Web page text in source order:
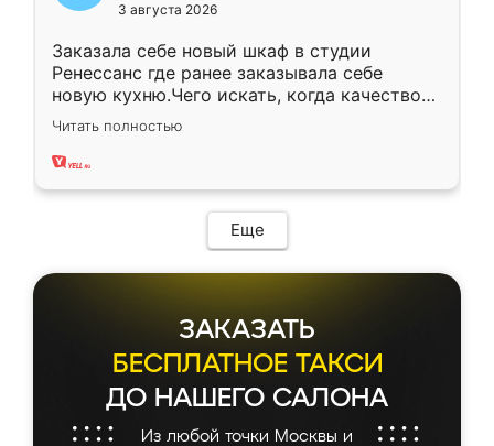
3 августа 2026
Заказала себе новый шкаф в студии
Ренессанс где ранее заказывала себе
новую кухню.Чего искать, когда качеством
вполне довольна. Служит кухня уже почти
два года, нареканий нет.
Читать полностью
Еще
ЗАКАЗАТЬ
БЕСПЛАТНОЕ ТАКСИ
ДО НАШЕГО САЛОНА
Из любой точки Москвы и